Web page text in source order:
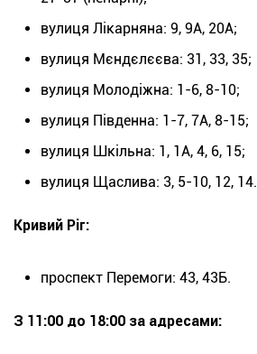
вулиця Лікарняна: 9, 9А, 20А;
вулиця Мєндєлєєва: 31, 33, 35;
вулиця Молодіжна: 1-6, 8-10;
вулиця Південна: 1-7, 7А, 8-15;
вулиця Шкільна: 1, 1А, 4, 6, 15;
вулиця Щаслива: 3, 5-10, 12, 14.
Кривий Ріг:
проспект Перемоги: 43, 43Б.
З 11:00 до 18:00 за адресами: